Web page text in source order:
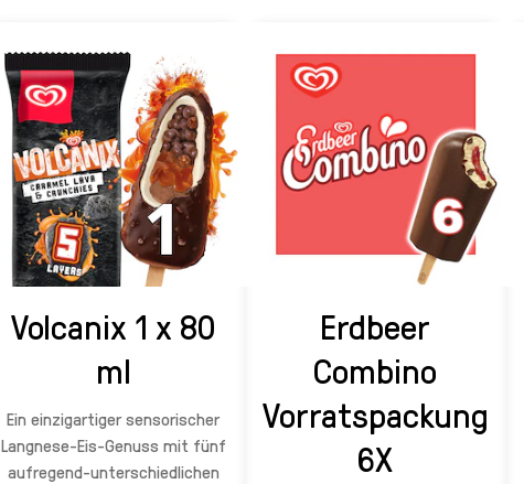
Volcanix 1 x 80
ml
Ein einzigartiger sensorischer
Langnese-Eis-Genuss mit fünf
aufregend-unterschiedlichen
Erdbeer
Combino
Vorratspackung
6X